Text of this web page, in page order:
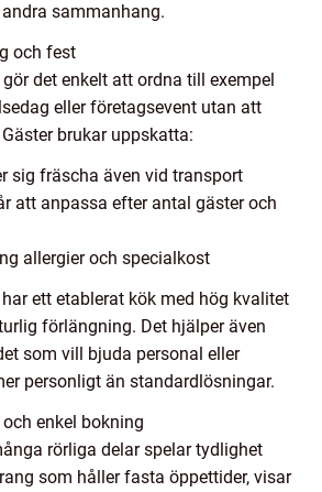
sammanhang.
och fest
det enkelt att ordna till exempel
eller företagsevent utan att
brukar uppskatta:
sig fräscha även vid transport
att anpassa efter antal gäster och
allergier och specialkost
ett etablerat kök med hög kvalitet
förlängning. Det hjälper även
som vill bjuda personal eller
personligt än standardlösningar.
enkel bokning
rörliga delar spelar tydlighet
som håller fasta öppettider, visar